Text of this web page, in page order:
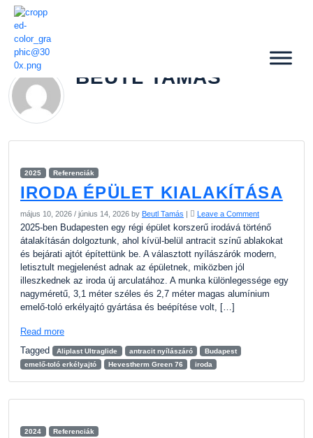
BEUTL TAMÁS
2025 Referenciák
IRODA ÉPÜLET KIALAKÍTÁSA
május 10, 2026 / június 14, 2026 by Beutl Tamás | Leave a Comment
2025-ben Budapesten egy régi épület korszerű irodává történő
átalakításán dolgoztunk, ahol kívül-belül antracit színű ablakokat
és bejárati ajtót építettünk be. A választott nyílászárók modern,
letisztult megjelenést adnak az épületnek, miközben jól
illeszkednek az iroda új arculatához. A munka különlegessége egy
nagyméretű, 3,1 méter széles és 2,7 méter magas alumínium
emelő-toló erkélyajtó gyártása és beépítése volt, […]
Read more
Tagged
Aliplast Ultraglide antracit nyílászáró
Budapest
emelő-toló erkélyajtó
Hevestherm Green 76 iroda
2024 Referenciák